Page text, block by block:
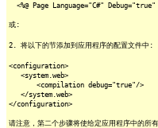
<%@ Page Language="C#" Debug="true"
或:
2. 将以下的节添加到应用程序的配置文件中:
<configuration>
<system.web>
<compilation debug="true"/>
</system.web>
</configuration>
请注意，第二个步骤将使给定应用程序中的所